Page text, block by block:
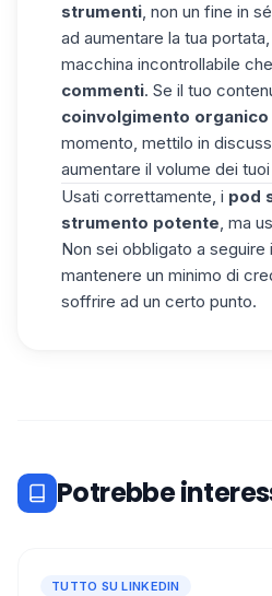
strumenti, non un fine in
ad aumentare la tua
macchina incontrollabile che
commenti. Se il tuo
coinvolgimento organico
momento, mettilo in
aumentare il volume dei
Usati correttamente, i pod
strumento potente, ma
Non sei obbligato a seguire
mantenere un minimo di
soffrire ad un certo punto.
Potrebbe
TUTTO SU LINKEDIN